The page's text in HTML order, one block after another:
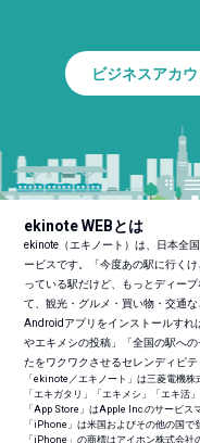
ビジネスアカ
ekinote WEBとは
ekinote（エキノート）は、日本全
ービスです。「今度あの駅に行く
っている駅だけど、もっとディー
て、観光・グルメ・買い物・交通
Androidアプリをインストールすれ
やエキメシの投稿」「全国の駅へ
たをワクワクさせるセレンディピ
「ekinote／エキノート」は三菱電機株
「エキガタリ」「エキメシ」「エキ活
「App Store」はApple Inc.のサービス
「iPhone」は米国およびその他の国で
「iPhone」の商標はアイホン株式会社